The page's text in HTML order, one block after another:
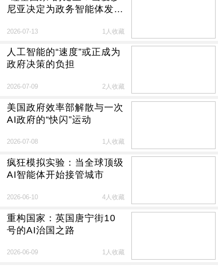
尼亚决定为政务智能体发放
2026-07-13 1人收藏
人工智能的“速度”或正成为
政府决策的负担
2026-07-09 2人收藏
美国政府效率部解散与一次
AI政府的“快闪”运动
2026-07-08 1人收藏
疯狂模拟实验：当全球顶级
AI智能体开始接管城市
2026-06-10 4人收藏
重构国家：英国唐宁街10
号的AI治国之路
2026-06-09 1人收藏